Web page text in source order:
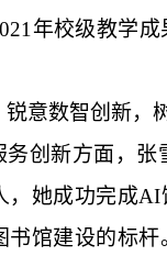
年校级教学
锐意数智创新，
务创新方面，张
，她成功完成
书馆建设的标